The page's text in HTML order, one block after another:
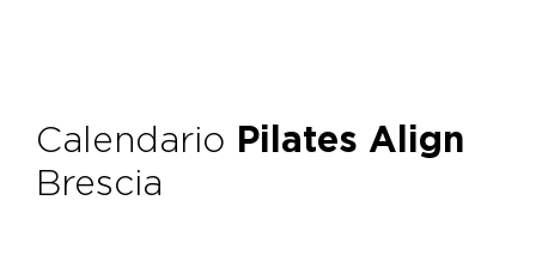
Calendario Pilates Align
Brescia